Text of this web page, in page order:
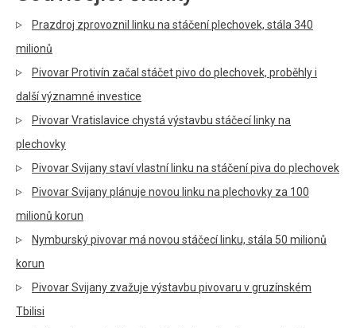
Prazdroj zprovoznil linku na stáčení plechovek, stála 340
milionů
Pivovar Protivín začal stáčet pivo do plechovek, proběhly i
další významné investice
Pivovar Vratislavice chystá výstavbu stáčecí linky na
plechovky
Pivovar Svijany staví vlastní linku na stáčení piva do plechovek
Pivovar Svijany plánuje novou linku na plechovky za 100
milionů korun
Nymburský pivovar má novou stáčecí linku, stála 50 milionů
korun
Pivovar Svijany zvažuje výstavbu pivovaru v gruzínském
Tbilisi